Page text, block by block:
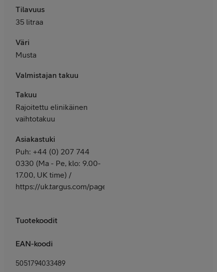
Tilavuus
35 litraa
Väri
Musta
Valmistajan takuu
Takuu
Rajoitettu elinikäinen
vaihtotakuu
Asiakastuki
Puh: +44 (0) 207 744
0330 (Ma - Pe, klo: 9.00-
17.00, UK time) /
https://uk.targus.com/pages/support
Tuotekoodit
EAN-koodi
5051794033489